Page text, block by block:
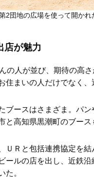
2団地の広場を使って開かれ
店が魅力
の人が並び、期待の高
住まいの人だけでなく
ブースはさまざま。パ
と高知県黒潮町のブー
ＵＲと包括連携協定を
ールの店を出し、近鉄
た。